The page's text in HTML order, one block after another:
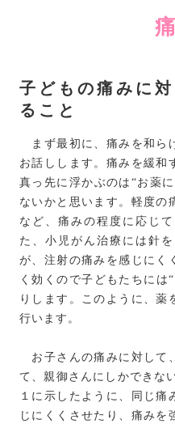
子どもの痛みに
ること
まず最初に、痛みを和ら
お話しします。痛みを緩和
真っ先に浮かぶのは“お薬
ないかと思います。軽度の
など、痛みの程度に応じ
た、小児がん治療には針
が、注射の痛みを感じにく
く効くので子どもたちには
りします。このように、薬
行います。
お子さんの痛みに対して
て、親御さんにしかできな
１に示したように、同じ痛
じにくくさせたり、痛みを